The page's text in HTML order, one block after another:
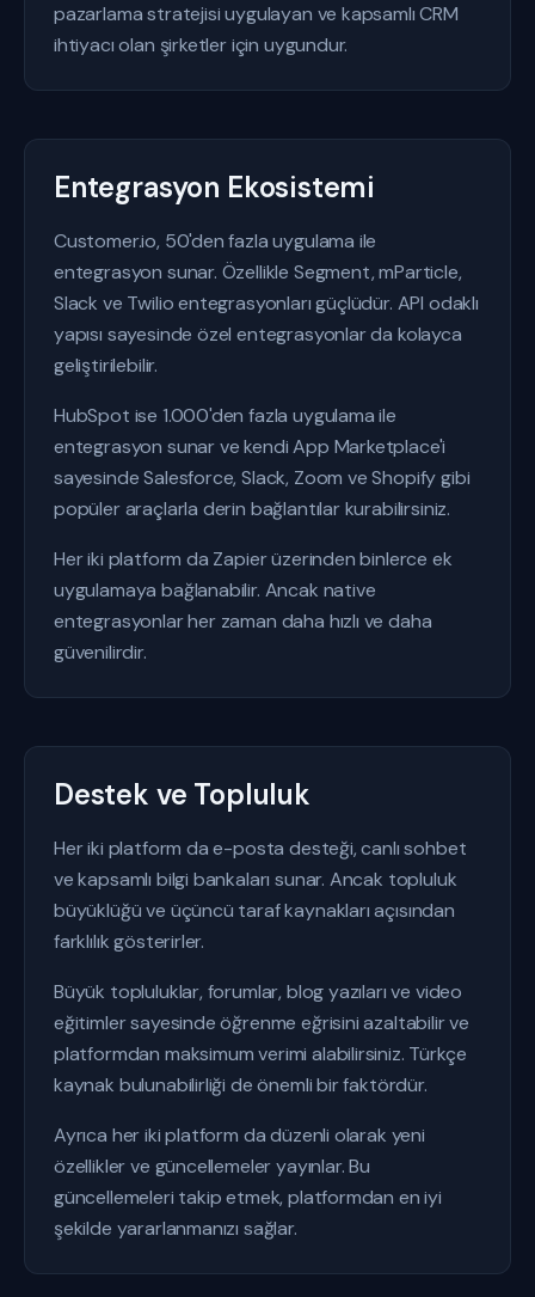
pazarlama stratejisi uygulayan ve kapsamlı CRM
ihtiyacı olan şirketler için uygundur.
Entegrasyon Ekosistemi
Customer.io, 50'den fazla uygulama ile
entegrasyon sunar. Özellikle Segment, mParticle,
Slack ve Twilio entegrasyonları güçlüdür. API odaklı
yapısı sayesinde özel entegrasyonlar da kolayca
geliştirilebilir.
HubSpot ise 1.000'den fazla uygulama ile
entegrasyon sunar ve kendi App Marketplace'i
sayesinde Salesforce, Slack, Zoom ve Shopify gibi
popüler araçlarla derin bağlantılar kurabilirsiniz.
Her iki platform da Zapier üzerinden binlerce ek
uygulamaya bağlanabilir. Ancak native
entegrasyonlar her zaman daha hızlı ve daha
güvenilirdir.
Destek ve Topluluk
Her iki platform da e-posta desteği, canlı sohbet
ve kapsamlı bilgi bankaları sunar. Ancak topluluk
büyüklüğü ve üçüncü taraf kaynakları açısından
farklılık gösterirler.
Büyük topluluklar, forumlar, blog yazıları ve video
eğitimler sayesinde öğrenme eğrisini azaltabilir ve
platformdan maksimum verimi alabilirsiniz. Türkçe
kaynak bulunabilirliği de önemli bir faktördür.
Ayrıca her iki platform da düzenli olarak yeni
özellikler ve güncellemeler yayınlar. Bu
güncellemeleri takip etmek, platformdan en iyi
şekilde yararlanmanızı sağlar.